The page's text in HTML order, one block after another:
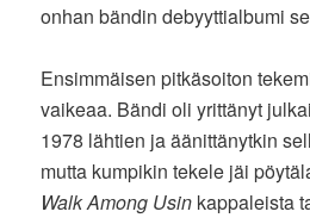
onhan bändin debyyttialbumi
Ensimmäisen pitkäsoiton
vaikeaa. Bändi oli yrittänyt
1978 lähtien ja äänittänytkin
mutta kumpikin tekele jäi
Walk Among Usin kappaleista